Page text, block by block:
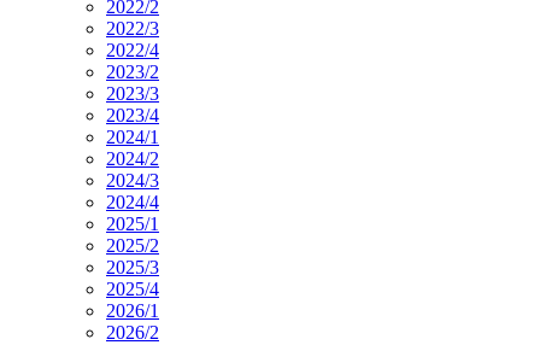
2022/2
2022/3
2022/4
2023/2
2023/3
2023/4
2024/1
2024/2
2024/3
2024/4
2025/1
2025/2
2025/3
2025/4
2026/1
2026/2